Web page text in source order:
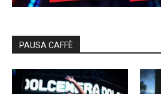
PAUSA CAFFÈ